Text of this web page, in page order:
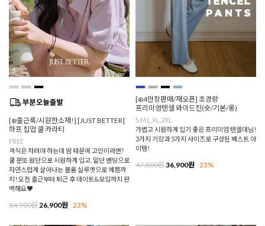
[❄️출근룩/시원한소재!] [JUST BETTER]
하프 집업 쿨 카라티
FREE
격식은 차려야 하는데 땀 때문에 고민이라면?
쿨 분또 원단으로 시원하게 입고, 밑단 밴딩으로
자연스럽게 살아나는 볼륨 실루엣으로 예쁨까
지! 오전 출근부터 퇴근 후 데이트&모임까지 완
벽해요♥
34,900원 26,900원 23%
[❄️4만장판매/재오픈] 초경량
프리미엄텐셀 와이드진(숏/기본/롱)
S,M,L,XL,2XL
가볍고 시원하게 입기 좋은 프리미엄 텐셀데님!
3가지 기장과 5가지 사이즈로 구성된 베스트 아
이템!
47,800원36,900원 23%